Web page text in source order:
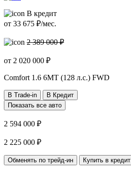
В кредит
от 33 675 ₽/мес.
2 389 000 ₽
от 2 020 000 ₽
Comfort 1.6 6MT (128 л.с.) FWD
В Trade-in
В Кредит
Показать все авто
2 594 000 ₽
2 225 000 ₽
Обменять по трейд-ин Купить в кредит